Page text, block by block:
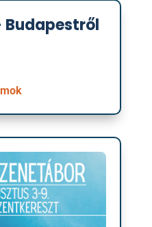
Budapestről